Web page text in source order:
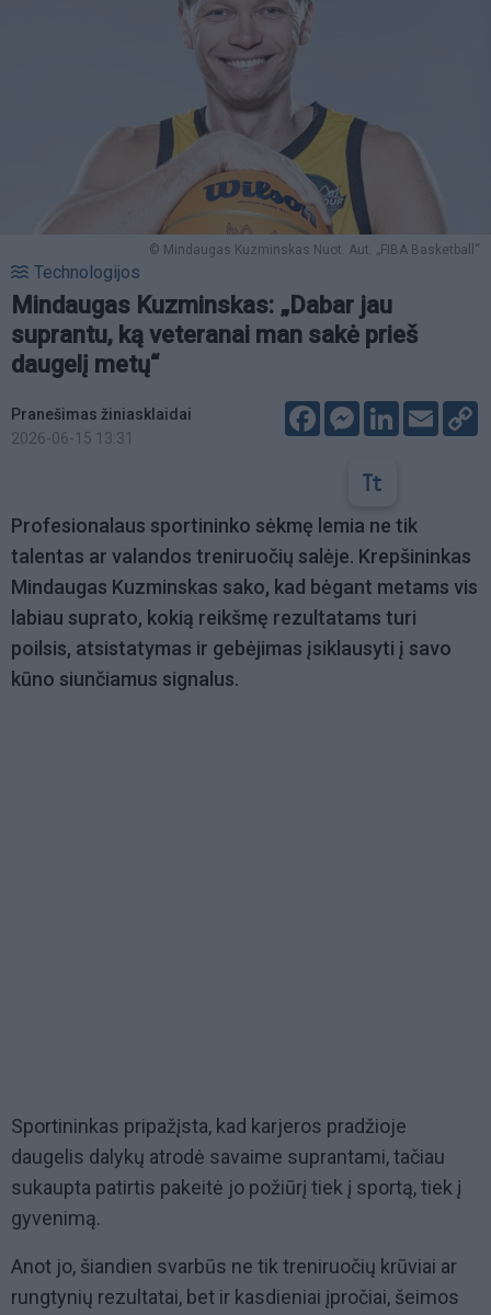
© Mindaugas Kuzminskas Nuot. Aut. „FIBA Basketball“
Technologijos
Mindaugas Kuzminskas: „Dabar jau
suprantu, ką veteranai man sakė prieš
daugelį metų“
Pranešimas žiniasklaidai
2026-06-15 13:31
FacebookMessenger
LinkedIn
Email
Profesionalaus sportininko sėkmę lemia ne tik
talentas ar valandos treniruočių salėje. Krepšininkas
Mindaugas Kuzminskas sako, kad bėgant metams vis
labiau suprato, kokią reikšmę rezultatams turi
poilsis, atsistatymas ir gebėjimas įsiklausyti į savo
kūno siunčiamus signalus.
Sportininkas pripažįsta, kad karjeros pradžioje
daugelis dalykų atrodė savaime suprantami, tačiau
sukaupta patirtis pakeitė jo požiūrį tiek į sportą, tiek į
gyvenimą.
Anot jo, šiandien svarbūs ne tik treniruočių krūviai ar
rungtynių rezultatai, bet ir kasdieniai įpročiai, šeimos